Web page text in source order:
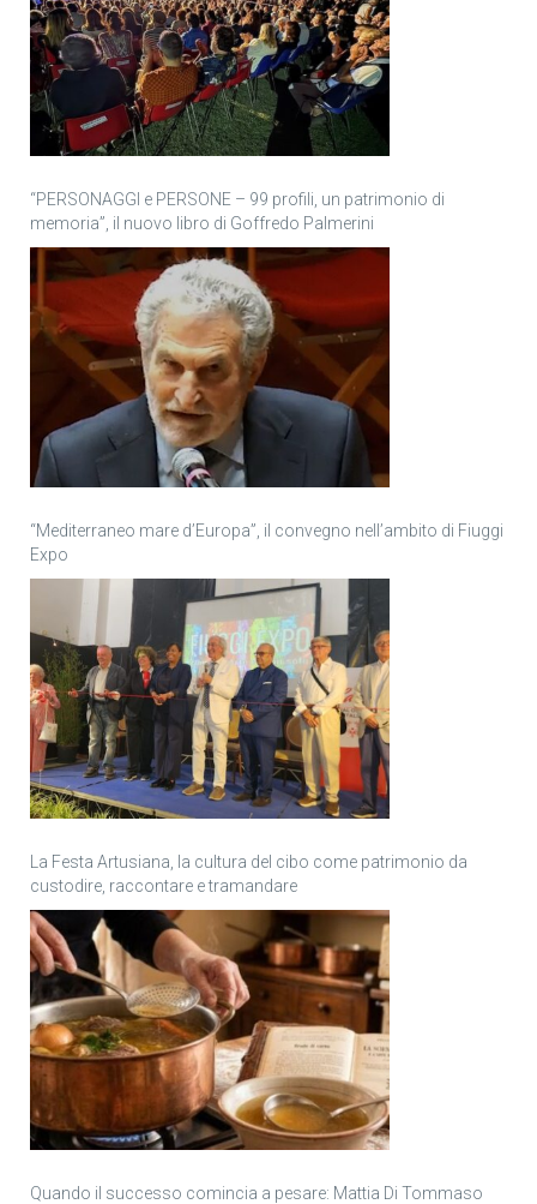
“PERSONAGGI e PERSONE – 99 profili, un patrimonio di
memoria”, il nuovo libro di Goffredo Palmerini
“Mediterraneo mare d’Europa”, il convegno nell’ambito di Fiuggi
Expo
La Festa Artusiana, la cultura del cibo come patrimonio da
custodire, raccontare e tramandare
Quando il successo comincia a pesare: Mattia Di Tommaso